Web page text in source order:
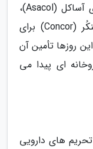
(Pentasa) برای درمان زخم روده، داروی آساکل (Asacol)،
نوعی قرص ضدالتهاب روده و قرص کُنکُر (Concor) برای
روزها تأمین آن
ای پیدا می
های دارویی